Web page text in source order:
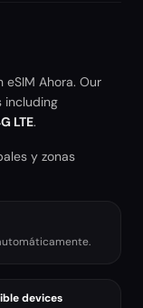
eSIM Ahora. Our
including
LTE.
y zonas
devices